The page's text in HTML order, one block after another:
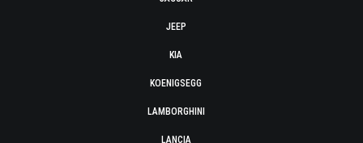
JEEP
KIA
KOENIGSEGG
LAMBORGHINI
LANCIA